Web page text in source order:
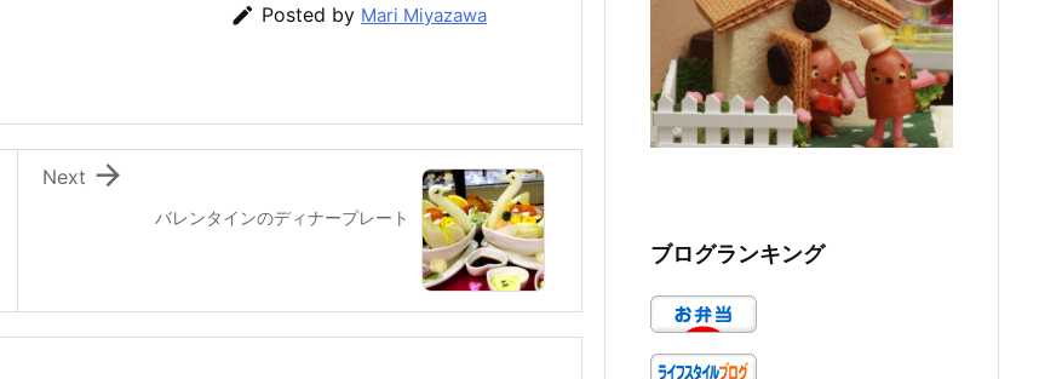
 Posted by Mari Miyazawa
バレンタインのディナープレート

Next
ブログランキング